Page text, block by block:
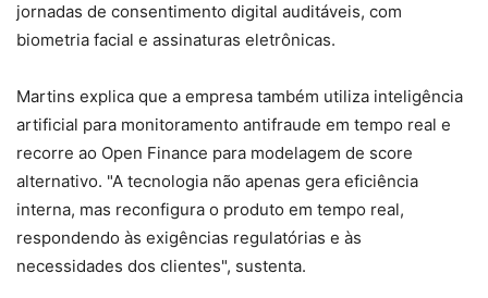
jornadas de consentimento digital auditáveis, com
biometria facial e assinaturas eletrônicas.
Martins explica que a empresa também utiliza inteligência
artificial para monitoramento antifraude em tempo real e
recorre ao Open Finance para modelagem de score
alternativo. "A tecnologia não apenas gera eficiência
interna, mas reconfigura o produto em tempo real,
respondendo às exigências regulatórias e às
necessidades dos clientes", sustenta.